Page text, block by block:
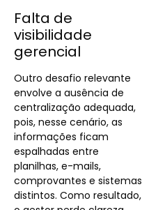
Falta de
visibilidade
gerencial
Outro desafio relevante
envolve a ausência de
centralização adequada,
pois, nesse cenário, as
informações ficam
espalhadas entre
planilhas, e-mails,
comprovantes e sistemas
distintos. Como resultado,